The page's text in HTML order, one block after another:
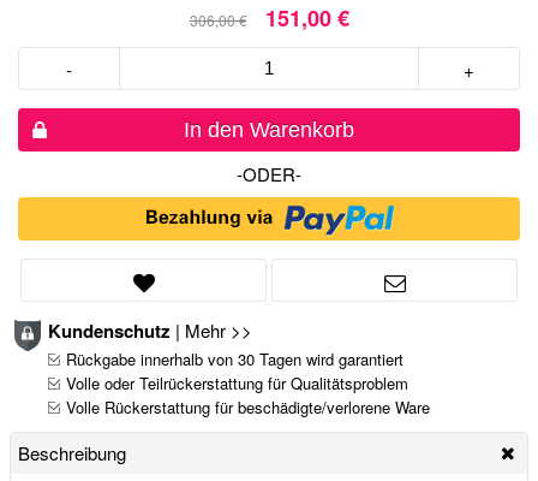
306,00 € 151,00 €
- +
In den Warenkorb
-ODER-
Kundenschutz | Mehr >>
Rückgabe innerhalb von 30 Tagen wird garantiert
Volle oder Teilrückerstattung für Qualitätsproblem
Volle Rückerstattung für beschädigte/verlorene Ware
Beschreibung